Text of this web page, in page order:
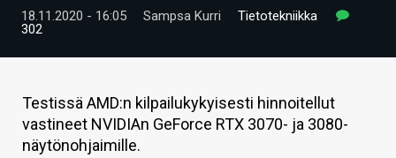
VIDEOT
TIETOA
HINTA.FI
18.11.2020 - 16:05 Sampsa Kurri
Tietotekniikka
302
Testissä AMD:n kilpailukykyisesti hinnoitellut
vastineet NVIDIAn GeForce RTX 3070- ja 3080-
näytönohjaimille.